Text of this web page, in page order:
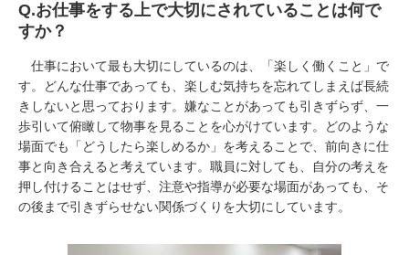
Q.お仕事をする上で大切にされていることは何で
すか？
仕事において最も大切にしているのは、「楽しく働くこと」で
す。どんな仕事であっても、楽しむ気持ちを忘れてしまえば長続
きしないと思っております。嫌なことがあっても引きずらず、一
歩引いて俯瞰して物事を見ることを心がけています。どのような
場面でも「どうしたら楽しめるか」を考えることで、前向きに仕
事と向き合えると考えています。職員に対しても、自分の考えを
押し付けることはせず、注意や指導が必要な場面があっても、そ
の後まで引きずらせない関係づくりを大切にしています。